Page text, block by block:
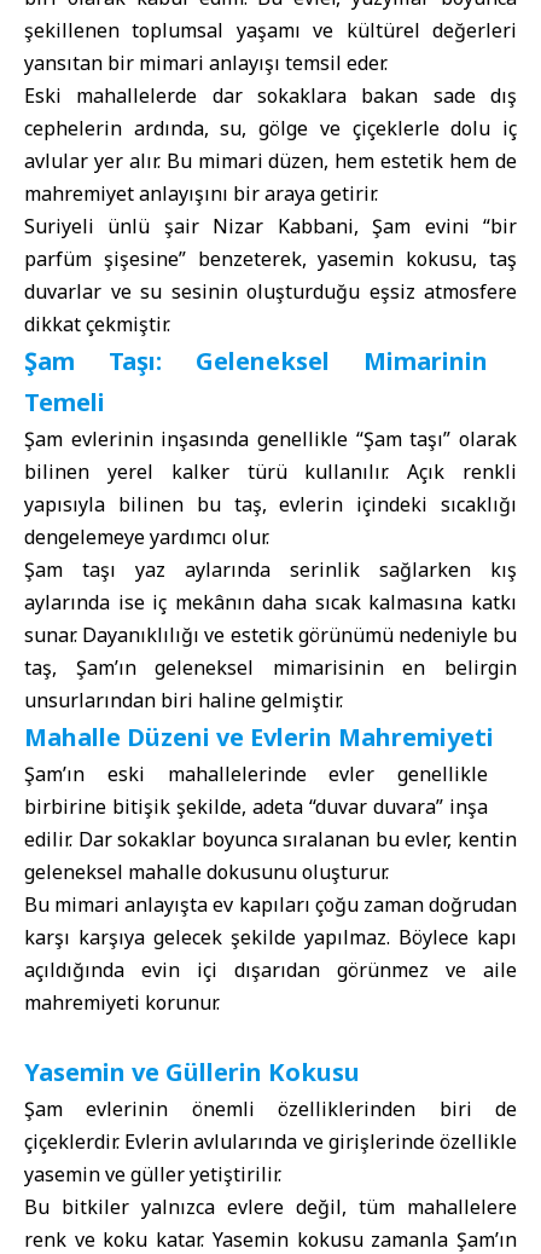
şekillenen toplumsal yaşamı ve kültürel değerleri
yansıtan bir mimari anlayışı temsil eder.
Eski mahallelerde dar sokaklara bakan sade dış
cephelerin ardında, su, gölge ve çiçeklerle dolu iç
avlular yer alır. Bu mimari düzen, hem estetik hem de
mahremiyet anlayışını bir araya getirir.
Suriyeli ünlü şair Nizar Kabbani, Şam evini “bir
parfüm şişesine” benzeterek, yasemin kokusu, taş
duvarlar ve su sesinin oluşturduğu eşsiz atmosfere
dikkat çekmiştir.
Şam Taşı: Geleneksel Mimarinin
Temeli
Şam evlerinin inşasında genellikle “Şam taşı” olarak
bilinen yerel kalker türü kullanılır. Açık renkli
yapısıyla bilinen bu taş, evlerin içindeki sıcaklığı
dengelemeye yardımcı olur.
Şam taşı yaz aylarında serinlik sağlarken kış
aylarında ise iç mekânın daha sıcak kalmasına katkı
sunar. Dayanıklılığı ve estetik görünümü nedeniyle bu
taş, Şam’ın geleneksel mimarisinin en belirgin
unsurlarından biri haline gelmiştir.
Mahalle Düzeni ve Evlerin Mahremiyeti
Şam’ın eski mahallelerinde evler genellikle
birbirine bitişik şekilde, adeta “duvar duvara” inşa
edilir. Dar sokaklar boyunca sıralanan bu evler, kentin
geleneksel mahalle dokusunu oluşturur.
Bu mimari anlayışta ev kapıları çoğu zaman doğrudan
karşı karşıya gelecek şekilde yapılmaz. Böylece kapı
açıldığında evin içi dışarıdan görünmez ve aile
mahremiyeti korunur.
Yasemin ve Güllerin Kokusu
Şam evlerinin önemli özelliklerinden biri de
çiçeklerdir. Evlerin avlularında ve girişlerinde özellikle
yasemin ve güller yetiştirilir.
Bu bitkiler yalnızca evlere değil, tüm mahallelere
renk ve koku katar. Yasemin kokusu zamanla Şam’ın